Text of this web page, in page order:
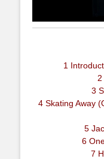
1
3
4 Skating Away
5
6
7